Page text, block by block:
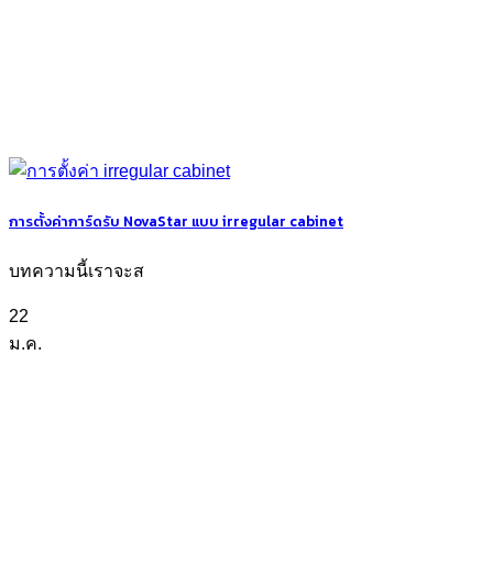
การตั้งค่าการ์ดรับ NovaStar แบบ irregular cabinet
บทความนี้เราจะส
22
ม.ค.